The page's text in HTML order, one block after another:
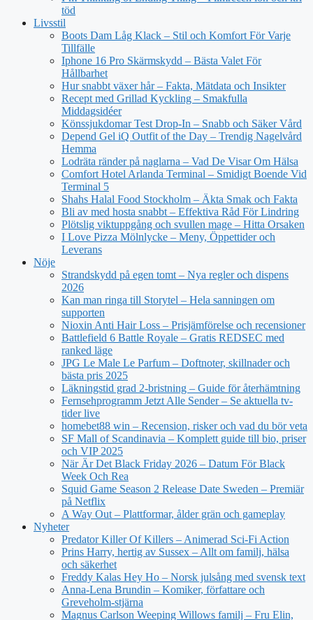
töd
Livsstil
Boots Dam Låg Klack – Stil och Komfort För Varje
Tillfälle
Iphone 16 Pro Skärmskydd – Bästa Valet För
Hållbarhet
Hur snabbt växer hår – Fakta, Mätdata och Insikter
Recept med Grillad Kyckling – Smakfulla
Middagsidéer
Könssjukdomar Test Drop-In – Snabb och Säker Vård
Depend Gel iQ Outfit of the Day – Trendig Nagelvård
Hemma
Lodräta ränder på naglarna – Vad De Visar Om Hälsa
Comfort Hotel Arlanda Terminal – Smidigt Boende Vid
Terminal 5
Shahs Halal Food Stockholm – Äkta Smak och Fakta
Bli av med hosta snabbt – Effektiva Råd För Lindring
Plötslig viktuppgång och svullen mage – Hitta Orsaken
I Love Pizza Mölnlycke – Meny, Öppettider och
Leverans
Nöje
Strandskydd på egen tomt – Nya regler och dispens
2026
Kan man ringa till Storytel – Hela sanningen om
supporten
Nioxin Anti Hair Loss – Prisjämförelse och recensioner
Battlefield 6 Battle Royale – Gratis REDSEC med
ranked läge
JPG Le Male Le Parfum – Doftnoter, skillnader och
bästa pris 2025
Läkningstid grad 2-bristning – Guide för återhämtning
Fernsehprogramm Jetzt Alle Sender – Se aktuella tv-
tider live
homebet88 win – Recension, risker och vad du bör veta
SF Mall of Scandinavia – Komplett guide till bio, priser
och VIP 2025
När Är Det Black Friday 2026 – Datum För Black
Week Och Rea
Squid Game Season 2 Release Date Sweden – Premiär
på Netflix
A Way Out – Plattformar, ålder grän och gameplay
Nyheter
Predator Killer Of Killers – Animerad Sci-Fi Action
Prins Harry, hertig av Sussex – Allt om familj, hälsa
och säkerhet
Freddy Kalas Hey Ho – Norsk julsång med svensk text
Anna-Lena Brundin – Komiker, författare och
Greveholm-stjärna
Magnus Carlson Weeping Willows familj – Fru Elin,